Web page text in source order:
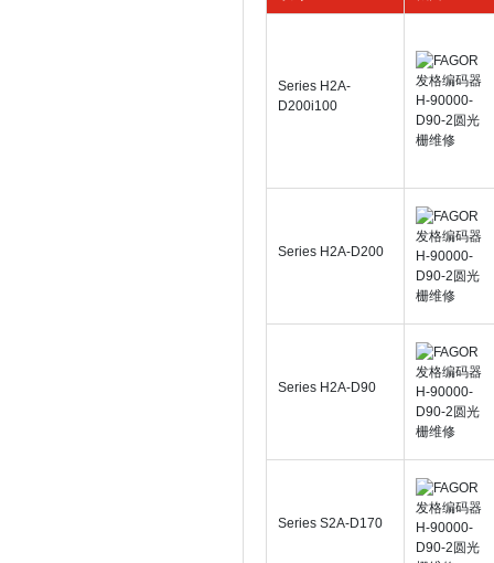
Series H2A-
D200i100
Series H2A-D200
Series H2A-D90
Series S2A-D170